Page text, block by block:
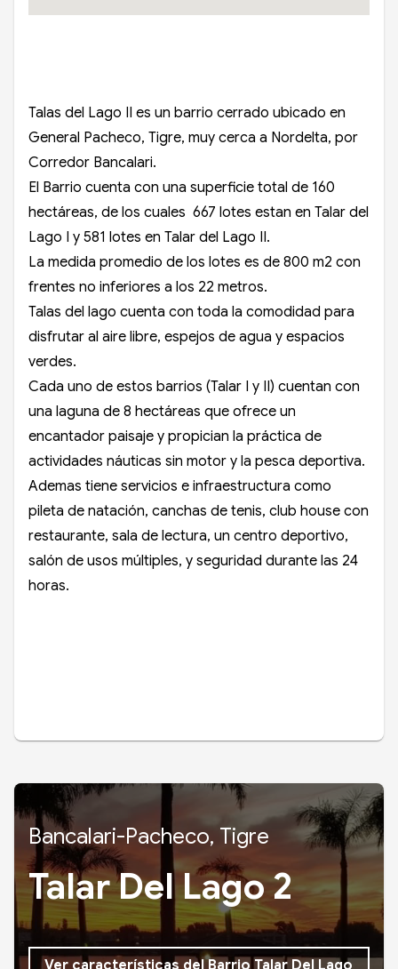
Talas del Lago II es un barrio cerrado ubicado en
General Pacheco, Tigre, muy cerca a Nordelta, por
Corredor Bancalari.
El Barrio cuenta con una superficie total de 160
hectáreas, de los cuales 667 lotes estan en Talar del
Lago I y 581 lotes en Talar del Lago II.
La medida promedio de los lotes es de 800 m2 con
frentes no inferiores a los 22 metros.
Talas del lago cuenta con toda la comodidad para
disfrutar al aire libre, espejos de agua y espacios
verdes.
Cada uno de estos barrios (Talar I y II) cuentan con
una laguna de 8 hectáreas que ofrece un
encantador paisaje y propician la práctica de
actividades náuticas sin motor y la pesca deportiva.
Ademas tiene servicios e infraestructura como
pileta de natación, canchas de tenis, club house con
restaurante, sala de lectura, un centro deportivo,
salón de usos múltiples, y seguridad durante las 24
horas.
Bancalari-Pacheco, Tigre
Talar Del Lago 2
Ver características del Barrio Talar Del Lago